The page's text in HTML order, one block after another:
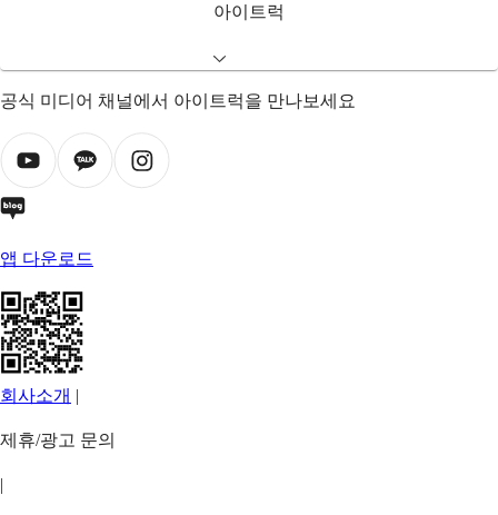
아이트럭
공식 미디어 채널에서 아이트럭을 만나보세요
앱 다운로드
회사소개 |
제휴/광고 문의
|